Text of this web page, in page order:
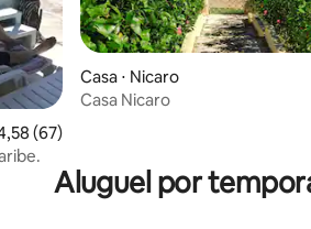
de uma avaliação média de 5, 67
(67)
Casa ⋅ Nicaro
Casa Nicaro
Aluguel por